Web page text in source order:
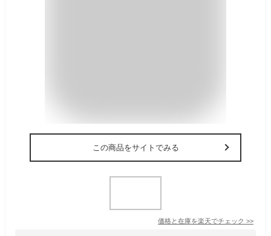
この商品をサイトでみる
価格と在庫を楽天でチェック >>